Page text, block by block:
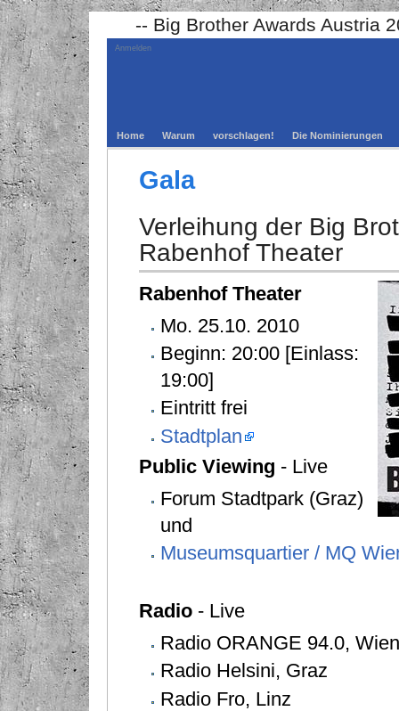
-- Big Brother Awards Austria
Anmelden
Home Warum vorschlagen! Die Nominierungen
Gala
Verleihung der Big
Rabenhof Theater
Rabenhof Theater
Mo. 25.10. 2010
Beginn: 20:00 [Einlass:
19:00]
Eintritt frei
Stadtplan
Public Viewing - Live
Forum Stadtpark (Graz)
und
Museumsquartier / MQ
Radio - Live
Radio ORANGE 94.0, Wien
Radio Helsini, Graz
Radio Fro, Linz